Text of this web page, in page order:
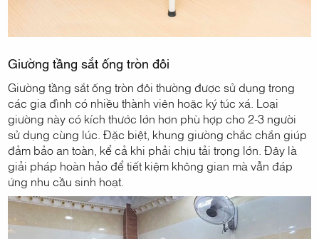
Giường tầng sắt ống tròn đôi
Giường tầng sắt ống tròn đôi thường được sử dụng trong
các gia đình có nhiều thành viên hoặc ký túc xá. Loại
giường này có kích thước lớn hơn phù hợp cho 2-3 người
sử dụng cùng lúc. Đặc biệt, khung giường chắc chắn giúp
đảm bảo an toàn, kể cả khi phải chịu tải trọng lớn. Đây là
giải pháp hoàn hảo để tiết kiệm không gian mà vẫn đáp
ứng nhu cầu sinh hoạt.